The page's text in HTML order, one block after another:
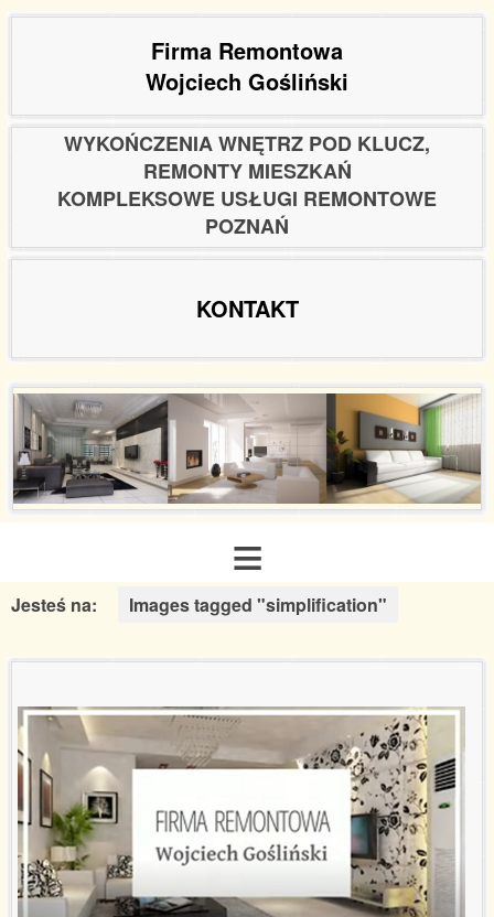
Firma Remontowa
Wojciech Gośliński
WYKOŃCZENIA WNĘTRZ POD KLUCZ,
REMONTY MIESZKAŃ
KOMPLEKSOWE USŁUGI REMONTOWE
POZNAŃ
KONTAKT
Strona główna
Zakres usług
Galeria realizacji
Aranżacje inspiracje
≡
Jesteś na: Images tagged "simplification"